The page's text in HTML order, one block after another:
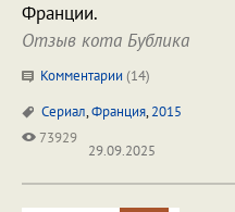
Франции.
Отзыв кота Бублика
Комментарии (14)
Сериал,Франция,2015
73929
29.09.2025